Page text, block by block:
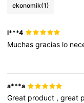
ekonomik(1)
l***4
Muchasgracias lo
a***a
Great product ,great